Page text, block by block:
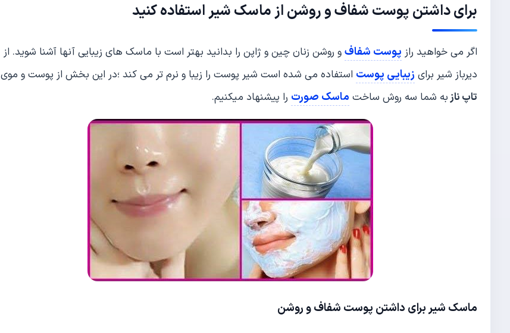
برای داشتنپوست شفافو روشن از ماسک شیر استفاده کنید
اگر می خواهید راز پوست شفافو روشن زنان چین و ژاپن را بدانید بهتر است با ماسک های زیبایی آنها آشنا شوید. از
دیرباز شیر برای زیبایی پوست استفاده می شده است شیر پوست را زیبا و نرم تر می کند ؛در این بخش از پوست و موی
تاپ نازبه شما سه روش ساخت ماسک صورت را پیشنهاد میکنیم.
ماسک شیر برای داشتن پوست شفاف و روشن